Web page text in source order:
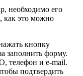
необходимо его
как это можно
кнопку
заполнить форму.
телефон и e-mail.
подтвердить